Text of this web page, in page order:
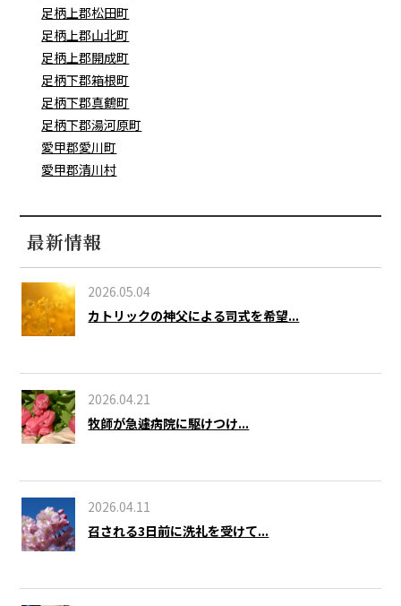
足柄上郡松田町
足柄上郡山北町
足柄上郡開成町
足柄下郡箱根町
足柄下郡真鶴町
足柄下郡湯河原町
愛甲郡愛川町
愛甲郡清川村
最新情報
2026.05.04
カトリックの神父による司式を希望...
2026.04.21
牧師が急遽病院に駆けつけ...
2026.04.11
召される3日前に洗礼を受けて...